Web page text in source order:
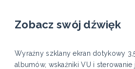
Zobacz swój dźwięk
Wyraźny szklany ekran dotykowy
albumów, wskaźniki VU i